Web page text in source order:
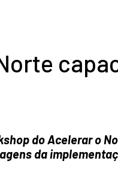
do Acelerar o
da